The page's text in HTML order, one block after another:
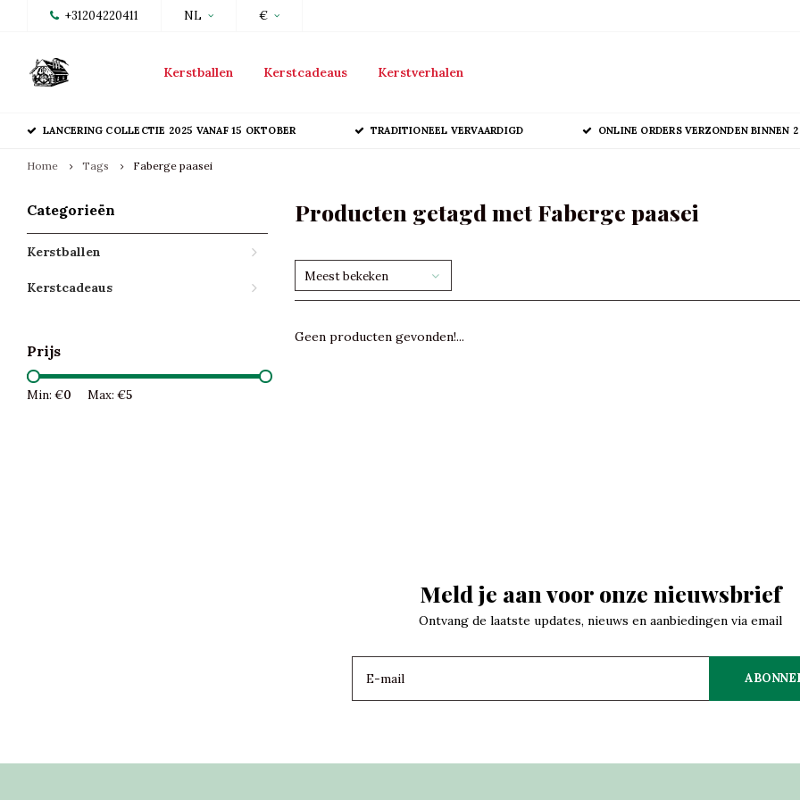
+31204220411 NL €
Kerstballen Kerstcadeaus Kerstverhalen
LANCERING COLLECTIE 2025 VANAF 15 OKTOBER TRADITIONEEL VERVAARDIGD ONLINE ORDERS VERZONDEN BINNEN
Home Tags Faberge paasei
Categorieën
Kerstballen
Kerstcadeaus
Prijs
Min: €0 Max: €5
Producten getagd met Faberge paasei
Meest bekeken
Geen producten gevonden!...
Meld je aan voor onze nieuwsbrief
Ontvang de laatste updates, nieuws en aanbiedingen via email